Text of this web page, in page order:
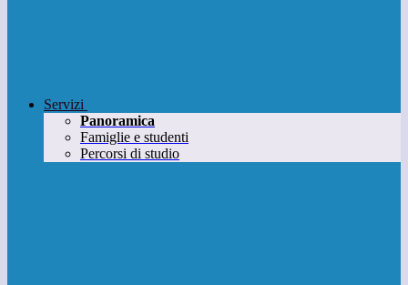
Servizi
Panoramica
Famiglie e studenti
Percorsi di studio